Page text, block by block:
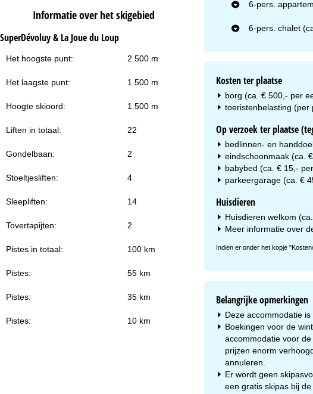
Informatie over het skigebied
SuperDévoluy & La Joue du Loup
Het hoogste punt: 2.500 m
Het laagste punt: 1.500 m
Hoogte skioord: 1.500 m
Liften in totaal: 22
Gondelbaan: 2
Stoeltjesliften: 4
Sleepliften: 14
Tovertapijten: 2
Pistes in totaal: 100 km
Pistes: 55 km
Pistes: 35 km
Pistes: 10 km
6-pers.
6-pers. chalet
Kosten ter plaatse
borg (ca. € 500,- per
toeristenbelasting (per
Op verzoek ter plaatse
bedlinnen- en
eindschoonmaak (ca.
babybed (ca. € 15,-
parkeergarage (ca. €
Huisdieren
Huisdieren welkom
Meer informatie over
Indien er onder het kopje
Belangrijke opmerkingen
Deze accommodatie
Boekingen voor de
accommodatie voor
prijzen enorm
annuleren.
Er wordt geen
een gratis skipas bij